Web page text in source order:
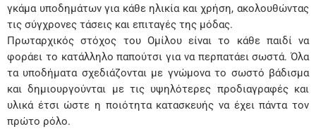
γκάμα υποδημάτων για κάθε ηλικία και χρήση, ακολουθώντας
τις σύγχρονες τάσεις και επιταγές της μόδας.
Πρωταρχικός στόχος του Ομίλου είναι το κάθε παιδί να
φοράει το κατάλληλο παπούτσι για να περπατάει σωστά. Όλα
τα υποδήματα σχεδιάζονται με γνώμονα το σωστό βάδισμα
και δημιουργούνται με τις υψηλότερες προδιαγραφές και
υλικά έτσι ώστε η ποιότητα κατασκευής να έχει πάντα τον
πρώτο ρόλο.